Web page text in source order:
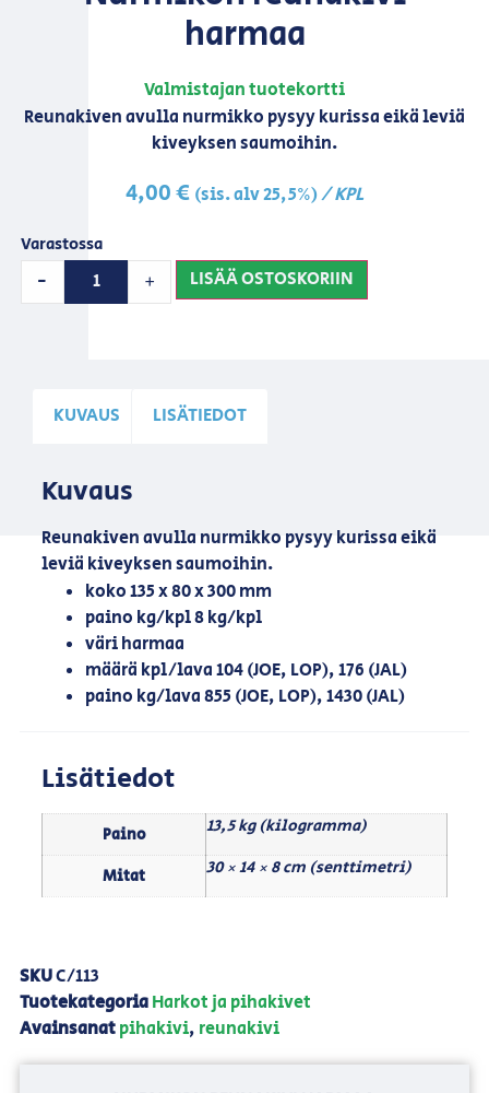
harmaa
Valmistajan tuotekortti
Reunakiven avulla nurmikko pysyy kurissa eikä leviä
kiveyksen saumoihin.
4,00€ (sis. alv 25,5%)/ KPL
Varastossa
- + LISÄÄ OSTOSKORIIN
KUVAUS LISÄTIEDOT
Kuvaus
Reunakiven avulla nurmikko pysyy kurissa eikä
leviä kiveyksen saumoihin.
koko 135 x 80 x 300 mm
paino kg/kpl 8 kg/kpl
väri harmaa
määrä kpl/lava 104 (JOE, LOP), 176 (JAL)
paino kg/lava 855 (JOE, LOP), 1430 (JAL)
Lisätiedot
Paino 13,5 kg (kilogramma)
Mitat 30 × 14 × 8 cm (senttimetri)
SKUC/113
TuotekategoriaHarkot ja pihakivet
Avainsanatpihakivi, reunakivi